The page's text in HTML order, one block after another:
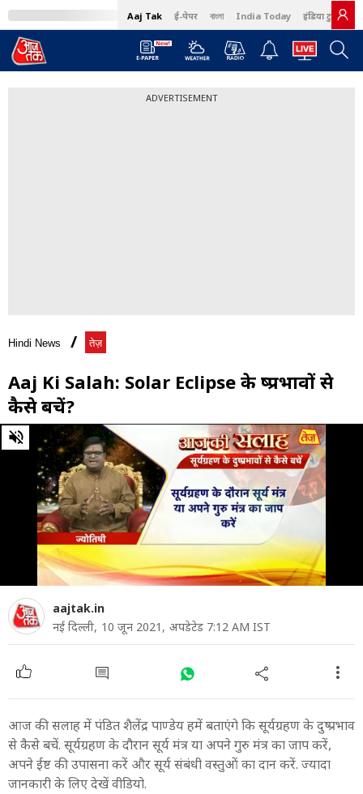
Aaj Tak ई-पेपर বাংলা India Today इंडिया टुडे हिंदी
ADVERTISEMENT
Hindi News तेज़
Aaj Ki Salah: Solar Eclipse के दुष्प्रभावों से
कैसे बचें?
0
of
seconds
aajtak.in
नई दिल्ली, 10 जून 2021, अपडेटेड 7:12 AM IST
आज की सलाह में पंडित शैलेंद्र पाण्डेय हमें बताएंगे कि सूर्यग्रहण के दुष्प्रभाव
से कैसे बचें. सूर्यग्रहण के दौरान सूर्य मंत्र या अपने गुरु मंत्र का जाप करें,
अपने ईष्ट की उपासना करें और सूर्य संबंधी वस्तुओं का दान करें. ज्यादा
जानकारी के लिए देखें वीडियो.